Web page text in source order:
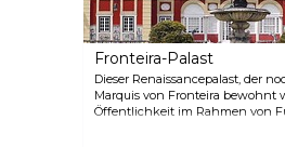
Fronteira-Palast
Dieser Renaissancepalast, der
Marquis von Fronteira bewohnt
Öffentlichkeit im Rahmen von
Er wurde 1670 als Jagdpavillon